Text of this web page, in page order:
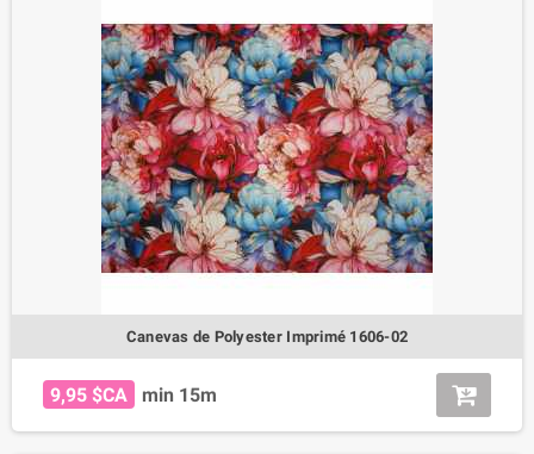
Canevas de Polyester Imprimé 1606-02
9,95 $CA min 15m